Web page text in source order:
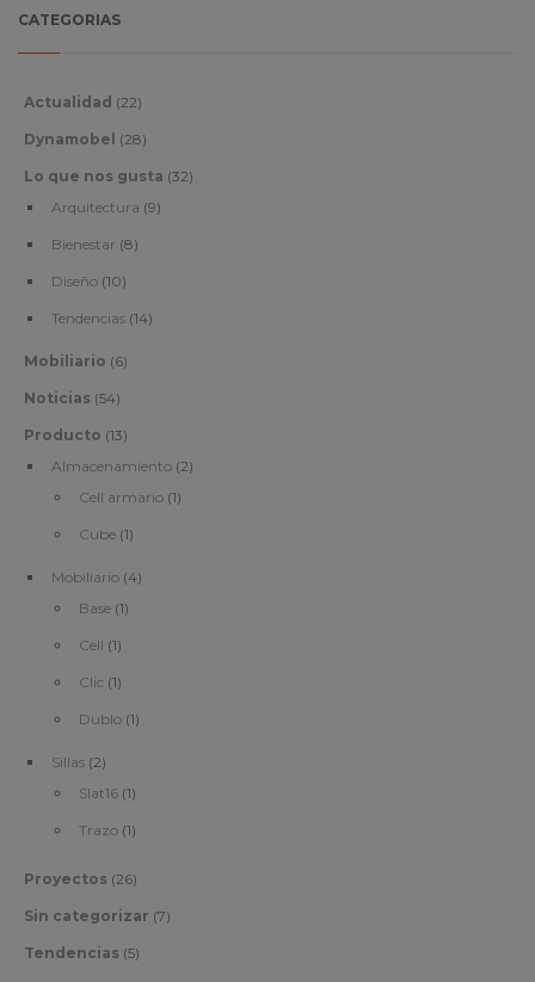
CATEGORIAS
Actualidad (22)
Dynamobel (28)
Lo que nos gusta (32)
Arquitectura (9)
Bienestar (8)
Diseño (10)
Tendencias (14)
Mobiliario (6)
Noticias (54)
Producto (13)
Almacenamiento (2)
Cell armario (1)
Cube (1)
Mobiliario (4)
Base (1)
Cell (1)
Clic (1)
Dublo (1)
Sillas (2)
Slat16 (1)
Trazo (1)
Proyectos (26)
Sin categorizar (7)
Tendencias (5)